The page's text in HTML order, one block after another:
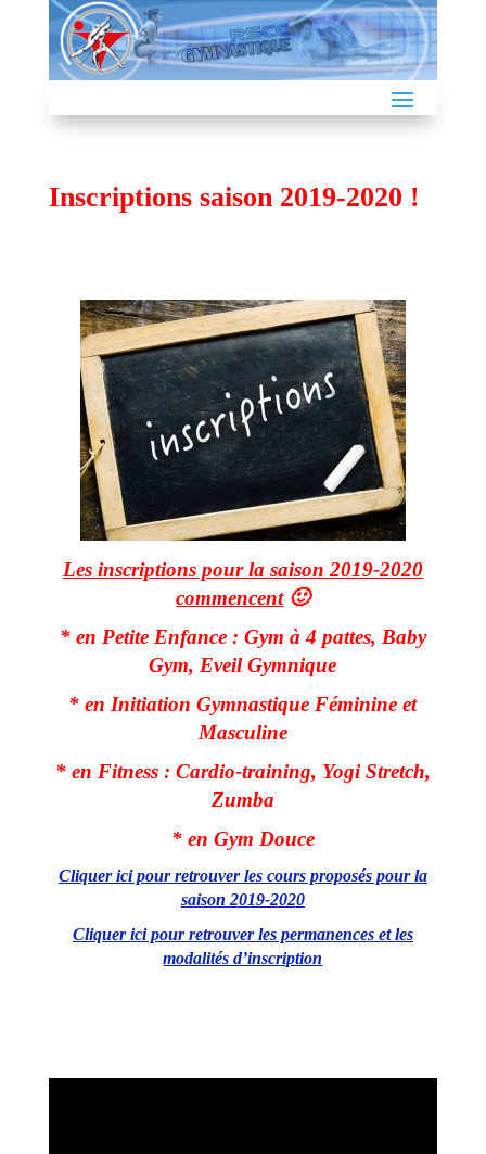
Inscriptions saison 2019-2020 !
Les inscriptions pour la saison 2019-2020
commencent🙂
* en Petite Enfance : Gym à 4 pattes, Baby
Gym, Eveil Gymnique
* en Initiation Gymnastique Féminine et
Masculine
* en Fitness : Cardio-training, Yogi Stretch,
Zumba
* en Gym Douce
Cliquer ici pour retrouver les cours proposés pour la
saison 2019-2020
Cliquer ici pour retrouver les permanences et les
modalités d’inscription